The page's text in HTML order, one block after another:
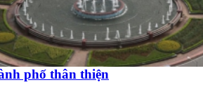
phố thân thiện